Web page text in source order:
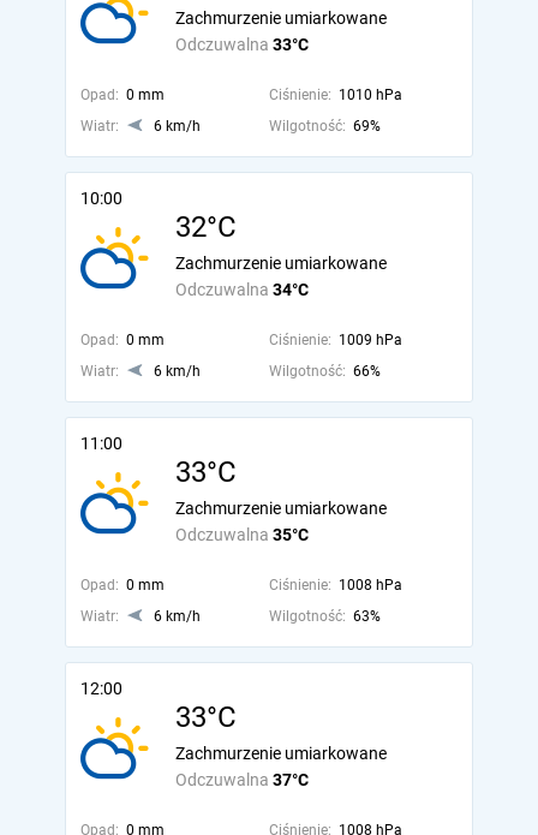
Odczuwalna 33°C
Zachmurzenie umiarkowane
Opad: 0 mm Ciśnienie: 1010 hPa
Wiatr:
6 km/h Wilgotność: 69%
10:00
32°C
Odczuwalna 34°C
Zachmurzenie umiarkowane
Opad: 0 mm Ciśnienie: 1009 hPa
Wiatr:
6 km/h Wilgotność: 66%
11:00
33°C
Odczuwalna 35°C
Zachmurzenie umiarkowane
Opad: 0 mm Ciśnienie: 1008 hPa
Wiatr:
6 km/h Wilgotność: 63%
12:00
33°C
Odczuwalna 37°C
Zachmurzenie umiarkowane
Opad: 0 mm Ciśnienie: 1008 hPa